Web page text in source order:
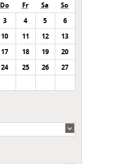
Do Fr Sa
So
3 4 5
6
10 11 12
13
17 18 19
20
24 25 26
27